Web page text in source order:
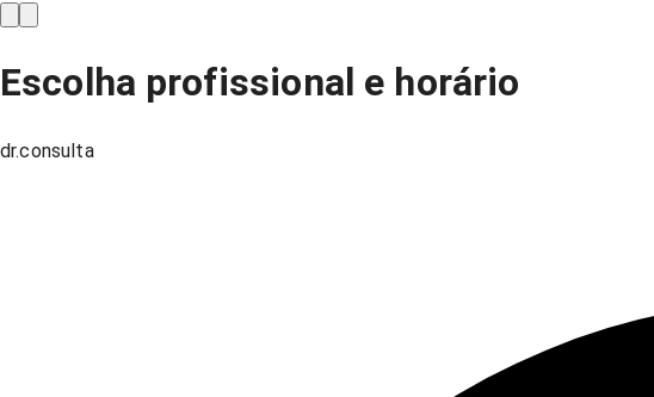
Escolha profissional e horário
dr.consulta